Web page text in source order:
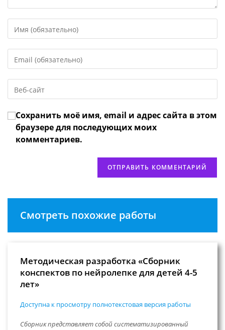
свое
или
имя
чтобы
прокомментировать
свой
адрес,
чтобы
URL
веб-
сайта
(необязательно)
Сохранить моё имя, email и адрес сайта в этом
браузере для последующих моих
комментариев.
Смотреть похожие работы
Методическая разработка «Сборник
конспектов по нейролепке для детей 4-5
лет»
Доступна к просмотру полнотекстовая версия работы
Сборник представляет собой систематизированный